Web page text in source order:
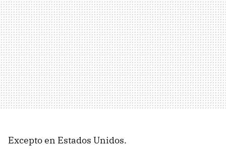
Excepto en Estados Unidos.